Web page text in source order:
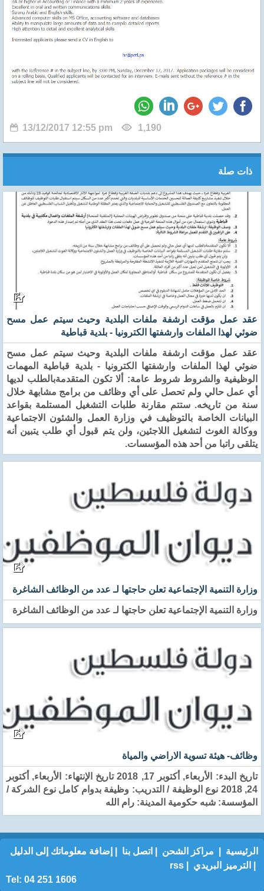
13/12/2017 12:55 pm 1,190
ذات صلة
عقد عمل مؤقت ارشفة ملفات البلدية وحيث سيتم عمل مسح
ضوئي لهذا الملفات وارشفتها الكترونيا - بلدية قباطية
عقد عمل مؤقت ارشفة ملفات البلدية وحيث سيتم عمل مسح
ضوئي لهذا الملفات وارشفتها الكترونيا - بلدية قباطية المهمات
الوظيفية والشروط شروط عامة: ألا تكون المتقدمةبالطلب لديها
أي عمل حالي ولم تحصل على أي وظائف من برامج مشابهة خلال
سنة من تاريخه. ستتم مقارنة طلبات التشغيل المستلمة بقواعد
البيانات الخاصة بالتوظيف في وزارة العمل والشئون الاجتماعية
ووكالة الغوث لتشغيل اللاجئين، ولن يتم قبول أي طلب يتبين أنه
يتلقى راتبا من أحد هذه المؤسسات.
وزارة التنمية الإجتماعية تعلن حاجتها لـ عدد من الوظائف الشاغرة
وزارة التنمية الإجتماعية تعلن حاجتها لـ عدد من الوظائف الشاغرة
وظائف- هيئة تسوية الاراضي والمياة
تاريخ البدء: الأربعاء, أكتوبر 17, 2018 تاريخ الإنتهاء: الأربعاء, أكتوبر
24, 2018 نوع الوظيفة / التدريب: وظيفة بدوام كامل نوع الشركة /
المؤسسة: شبه حكومية المدينة: رام الله
الرئيسية مراكز الشحن اتصل بنا
إضافة معلوماتك إلى الدليل
الترميز البريدي
rss
Tel: 04 251 1606